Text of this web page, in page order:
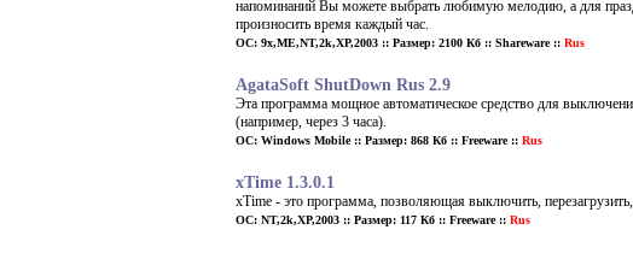
напоминаний Вы можете выбрать любимую мелодию, а для
произносить время каждый час.
ОС: 9x,ME,NT,2k,XP,2003 :: Размер: 2100 Кб :: Shareware :: Rus
AgataSoft ShutDown Rus 2.9
Эта программа мощное автоматическое средство для
(например, через 3 часа).
ОС: Windows Mobile :: Размер: 868 Кб :: Freeware :: Rus
xTime 1.3.0.1
xTime - это программа, позволяющая выключить,
ОС: NT,2k,XP,2003 :: Размер: 117 Кб :: Freeware :: Rus